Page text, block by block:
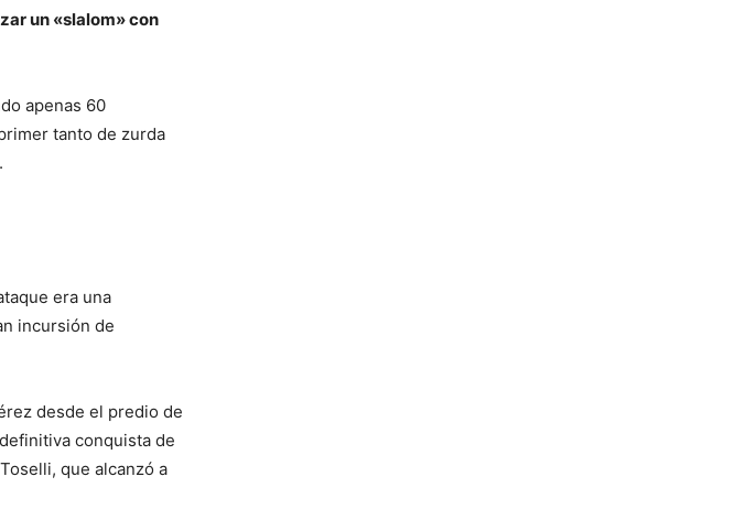
un «slalom» con
apenas 60
tanto de zurda
era una
incursión de
desde el predio de
conquista de
que alcanzó a